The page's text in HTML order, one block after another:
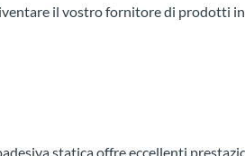
il vostro fornitore di prodotti
statica offre eccellenti